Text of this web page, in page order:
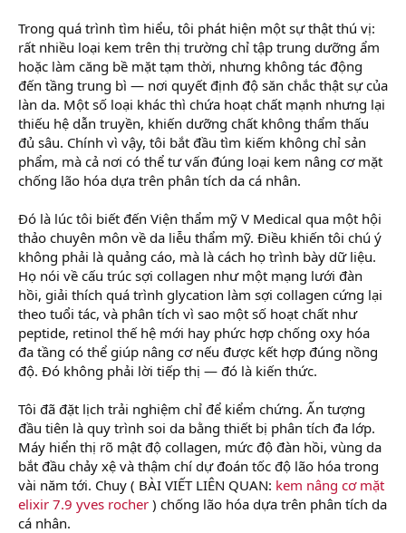
Trong quá trình tìm hiểu, tôi phát hiện một sự thật thú vị:
rất nhiều loại kem trên thị trường chỉ tập trung dưỡng ẩm
hoặc làm căng bề mặt tạm thời, nhưng không tác động
đến tầng trung bì — nơi quyết định độ săn chắc thật sự của
làn da. Một số loại khác thì chứa hoạt chất mạnh nhưng lại
thiếu hệ dẫn truyền, khiến dưỡng chất không thẩm thấu
đủ sâu. Chính vì vậy, tôi bắt đầu tìm kiếm không chỉ sản
phẩm, mà cả nơi có thể tư vấn đúng loại kem nâng cơ mặt
chống lão hóa dựa trên phân tích da cá nhân.
Đó là lúc tôi biết đến Viện thẩm mỹ V Medical qua một hội
thảo chuyên môn về da liễu thẩm mỹ. Điều khiến tôi chú ý
không phải là quảng cáo, mà là cách họ trình bày dữ liệu.
Họ nói về cấu trúc sợi collagen như một mạng lưới đàn
hồi, giải thích quá trình glycation làm sợi collagen cứng lại
theo tuổi tác, và phân tích vì sao một số hoạt chất như
peptide, retinol thế hệ mới hay phức hợp chống oxy hóa
đa tầng có thể giúp nâng cơ nếu được kết hợp đúng nồng
độ. Đó không phải lời tiếp thị — đó là kiến thức.
Tôi đã đặt lịch trải nghiệm chỉ để kiểm chứng. Ấn tượng
đầu tiên là quy trình soi da bằng thiết bị phân tích đa lớp.
Máy hiển thị rõ mật độ collagen, mức độ đàn hồi, vùng da
bắt đầu chảy xệ và thậm chí dự đoán tốc độ lão hóa trong
vài năm tới. Chuy ( BÀI VIẾT LIÊN QUAN: kem nâng cơ mặt
elixir 7.9 yves rocher ) chống lão hóa dựa trên phân tích da
cá nhân.